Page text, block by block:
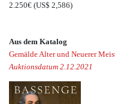
2.250€ (US$ 2,586)
Aus dem Katalog
Gemälde Alter und Neuerer
Auktionsdatum 2.12.2021